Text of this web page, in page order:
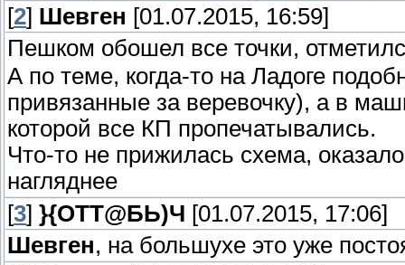
[2] Шевген [01.07.2015, 16:59]
Пешком обошел все точки,
А по теме, когда-то на Ладоге
привязанные за веревочку), а в
которой все КП пропечатывались.
Что-то не прижилась схема,
нагляднее
[3] }{ОТТ@БЬ)Ч [01.07.2015, 17:06]
Шевген, на большухе это уже